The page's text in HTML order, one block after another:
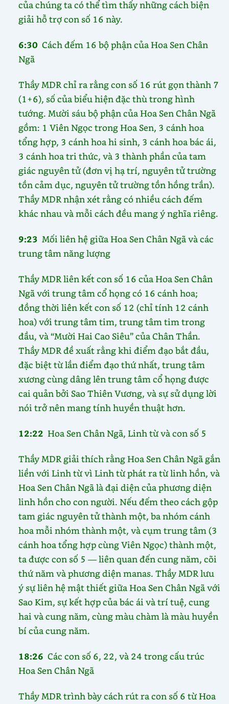
của chúng ta có thể tìm thấy những cách biện
giải hỗ trợ con số 16 này.
6:30Cách đếm 16 bộ phận của Hoa Sen Chân
Ngã
Thầy MDR chỉ ra rằng con số 16 rút gọn thành 7
(1+6), số của biểu hiện đặc thù trong hình
tướng. Mười sáu bộ phận của Hoa Sen Chân Ngã
gồm: 1 Viên Ngọc trong Hoa Sen, 3 cánh hoa
tổng hợp, 3 cánh hoa hi sinh, 3 cánh hoa bác ái,
3 cánh hoa tri thức, và 3 thành phần của tam
giác nguyên tử (đơn vị hạ trí, nguyên tử trường
tồn cảm dục, nguyên tử trường tồn hồng trần).
Thầy MDR nhận xét rằng có nhiều cách đếm
khác nhau và mỗi cách đều mang ý nghĩa riêng.
9:23 Mối liên hệ giữa Hoa Sen Chân Ngã và các
trung tâm năng lượng
Thầy MDR liên kết con số 16 của Hoa Sen Chân
Ngã với trung tâm cổ họng có 16 cánh hoa;
đồng thời liên kết con số 12 (chỉ tính 12 cánh
hoa) với trung tâm tim, trung tâm tim trong
đầu, và “Mười Hai Cao Siêu” của Chân Thần.
Thầy MDR đề xuất rằng khi điểm đạo bắt đầu,
đặc biệt từ lần điểm đạo thứ nhất, trung tâm
xương cùng dâng lên trung tâm cổ họng được
cai quản bởi Sao Thiên Vương, và sự sử dụng lời
nói trở nên mang tính huyền thuật hơn.
12:22Hoa Sen Chân Ngã, Linh từ và con số 5
Thầy MDR giải thích rằng Hoa Sen Chân Ngã gắn
liền với Linh từ vì Linh từ phát ra từ linh hồn, và
Hoa Sen Chân Ngã là đại diện của phương diện
linh hồn cho con người. Nếu đếm theo cách gộp
tam giác nguyên tử thành một, ba nhóm cánh
hoa mỗi nhóm thành một, và cụm trung tâm (3
cánh hoa tổng hợp cùng Viên Ngọc) thành một,
ta được con số 5 — liên quan đến cung năm, cõi
thứ năm và phương diện manas. Thầy MDR lưu
ý sự liên hệ mật thiết giữa Hoa Sen Chân Ngã với
Sao Kim, sự kết hợp của bác ái và trí tuệ, cung
hai và cung năm, cùng màu chàm là màu huyền
bí của cung năm.
18:26Các con số 6, 22, và 24 trong cấu trúc
Hoa Sen Chân Ngã
Thầy MDR trình bày cách rút ra con số 6 từ Hoa